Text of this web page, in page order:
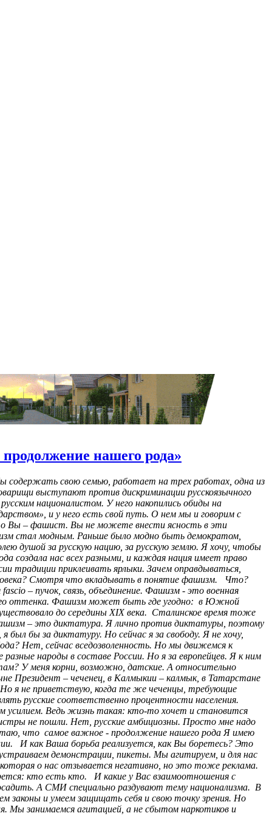
нашего рода»
к власти. Но мы можем постепенно, к каким-то местам пропихивать своих людей: в областные и городские Думы, в главы районные, в губернаторы, мэры - где повезет. Может, через какое-то количество лет и возьмем власть. Наше дело пока народ будоражить. Вот не принимают пока закон об оружии. А зачем оружие русским людям, они и так друг друга убивают по пьянке? Ну почему не нужно? Представьте себе, если каждый работяга с ПЭМЗа, например, купит себе официально по "Калашу" и будет иметь его дома, то в один прекрасный день, как только зарплату на месяц задержат, эта толпа идет с "Калашами" к заводу, а то и к мэрии, или еще куда. И что будет? Опять будет кровь? Русский народ - он взрывной, и русский бунт кровавый и беспощадный – это страшно, но на пустом месте ничего не возникает. Я не сторонник известной фразы: лишь бы не было войны. Пусть будет война, пусть будет кровь, если она не напрасна. Если русские завоюют свободу, значит, не напрасно. Вам не кажется, что не случайно таких, как Вы, Георгий, очень мало? Борьба за приоритет русских невозможна, русский человек очень смиренный, и все это ему чуждо - быть главным. Он не будет за себя бороться. Ну, а смирение – это уже чуждая нам, русским людям, христианская идеология. Куликово поле, вспомните, это что, смиренные люди? Но это христианский подвиг в защиту Отечества. Нет, это не христианский подвиг, а подвиг русского народа. На Куликовом поле русские бились за себя, за русскую землю. А не за Христа. Орда не имела своей религии, там были все церкви. Православным Орда давала ярлыки на княжение. А там был бой за продолжение русского рода и государственность. А Вы верующий? Я - язычник. В Вашем понимании «русский» - это этнический русский? Я объясняю. В моем понимании русский – это белый человек, русский по духу. Негр не может быть русским, русский – это родиться русским, или жить в России и болеть за русскую нацию. А почему Вас называют Гоша Ариец? Не знаю. Но арийцы – древний белый народ. Вообще это предки славян и германцев. А мы скобари – кривичи, и отличаемся от других славянских народов очень сильно. И по корням близки к викингам, как считают некоторые. Но Вам не кажется, что в нашем национальном характере две традиции: европейская и азиатская, и миссия у нас такая: быть похожими на тех и на других, соединяя обе половины мира? Нет. Я не вижу здесь азиатских традиций. Русские пока до сих пор русские и будут ими. Но разъединение сеет войну, как только начинаешь заниматься национальной идентификацией, акцентируешь себя, так отдаляешься и отделяешься от других в своей особенности? Так и должно быть. Я считаю, что каждый человек должен гордиться своей национальностью и гордятся ею, кстати, все. Вы заметили, если бы набили физиономию, допустим, армянину, то ты – экстремист. Межнациональная рознь, 282-я статья УК. Но если русскому набили морду – это просто «хулиганка». Я считаю, что самая дискриминируемая нация на нашей территории – русские. И когда я декларирую "я русский", я не превозношу себя. Это не значит превосходство над другими нациями. Но этим я говорю: «Это моя земля, земля моих предков, и я должен быть здесь хозяином. На русской земле должны быть хозяевами русские. Пусть каждый народ живет на своей территории, татары – в Татарии, калмыки – в Калмыкии… Георгий, мир сильно изменился, и в Париже уже может быть больше негров, чем французов, и этот процесс уже не остановишь. Идет великое переселение народов. И как русские могут быть хозяевами своей земли, если русские женщины не рожают? А это вина правительства. Нам не заработать, чтобы содержать семью. Но после войны женщины рожали. Тогда был другой менталитет. Тогда еще русский характер не вытравили. А сейчас мы интересуемся западными ценностями. Ну, мы хотели колбасы и полу